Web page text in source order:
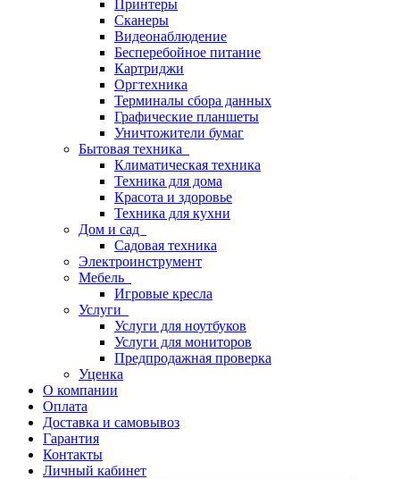
Принтеры
Сканеры
Видеонаблюдение
Бесперебойное питание
Картриджи
Оргтехника
Терминалы сбора данных
Графические планшеты
Уничтожители бумаг
Бытовая техника
Климатическая техника
Техника для дома
Красота и здоровье
Техника для кухни
Дом и сад
Садовая техника
Электроинструмент
Мебель
Игровые кресла
Услуги
Услуги для ноутбуков
Услуги для мониторов
Предпродажная проверка
Уценка
О компании
Оплата
Доставка и самовывоз
Гарантия
Контакты
Личный кабинет